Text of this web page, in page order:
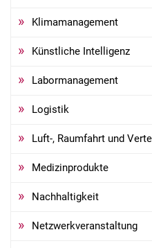
Klimamanagement
Künstliche Intelligenz
Labormanagement
Logistik
Luft-, Raumfahrt und
Medizinprodukte
Nachhaltigkeit
Netzwerkveranstaltung